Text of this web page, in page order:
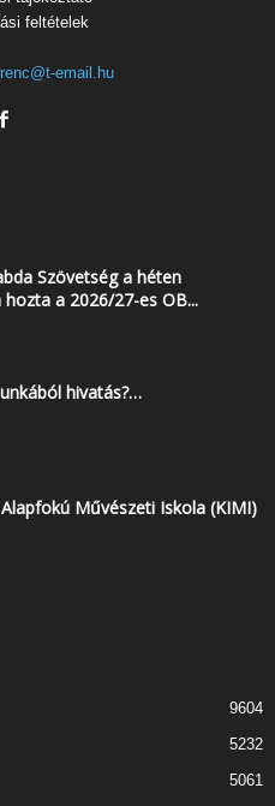
feltételek
email.hu
Szövetség a héten
a 2026/27-es OB...
hivatás?…
Művészeti Iskola (KIMI)
9604
5232
5061